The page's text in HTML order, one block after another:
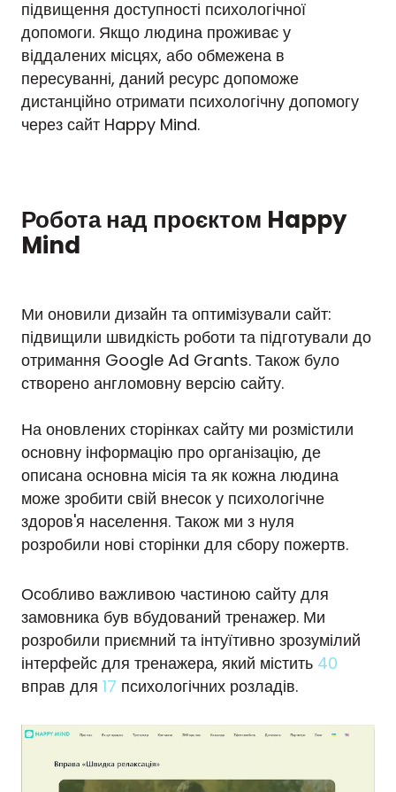
підвищення доступності психологічної
допомоги. Якщо людина проживає у
віддалених місцях, або обмежена в
пересуванні, даний ресурс допоможе
дистанційно отримати психологічну допомогу
через сайт Happy Mind.
Робота над проєктом Happy
Mind
Ми оновили дизайн та оптимізували сайт:
підвищили швидкість роботи та підготували до
отримання Google Ad Grants. Також було
створено англомовну версію сайту.
На оновлених сторінках сайту ми розмістили
основну інформацію про організацію, де
описана основна місія та як кожна людина
може зробити свій внесок у психологічне
здоров'я населення. Також ми з нуля
розробили нові сторінки для сбору пожертв.
Особливо важливою частиною сайту для
замовника був вбудований тренажер. Ми
розробили приємний та інтуїтивно зрозумілий
інтерфейс для тренажера, який містить 40
вправ для 17 психологічних розладів.